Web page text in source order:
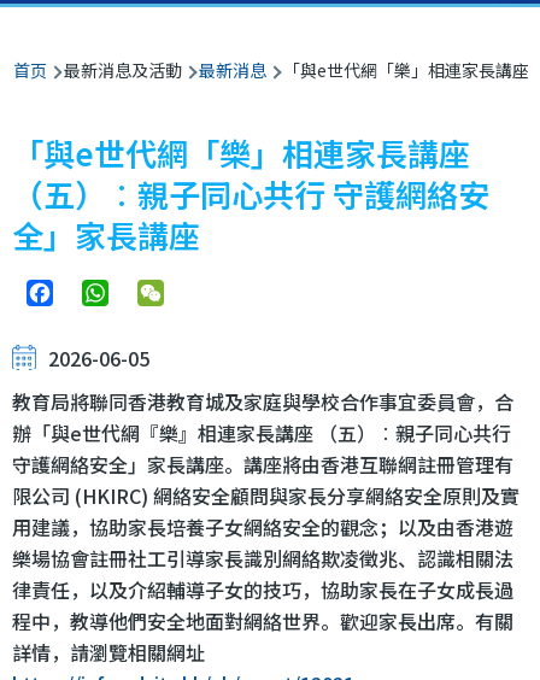
面
包
屑
首页 最新消息及活動 最新消息 「與e世代網「樂」相連家長講座
「與e世代網「樂」相連家長講座
（五）︰親子同心共行 守護網絡安
全」家長講座
FacebookWhatsApp
2026-06-05
教育局將聯同香港教育城及家庭與學校合作事宜委員會，合
辦「與e世代網『樂』相連家長講座 （五）︰親子同心共行
守護網絡安全」家長講座。講座將由香港互聯網註冊管理有
限公司 (HKIRC) 網絡安全顧問與家長分享網絡安全原則及實
用建議，協助家長培養子女網絡安全的觀念；以及由香港遊
樂場協會註冊社工引導家長識別網絡欺凌徵兆、認識相關法
律責任，以及介紹輔導子女的技巧，協助家長在子女成長過
程中，教導他們安全地面對網絡世界。歡迎家長出席。有關
詳情，請瀏覽相關網址